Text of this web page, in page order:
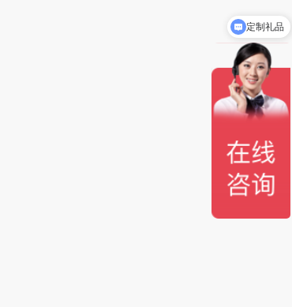
礼品批发价5-8折